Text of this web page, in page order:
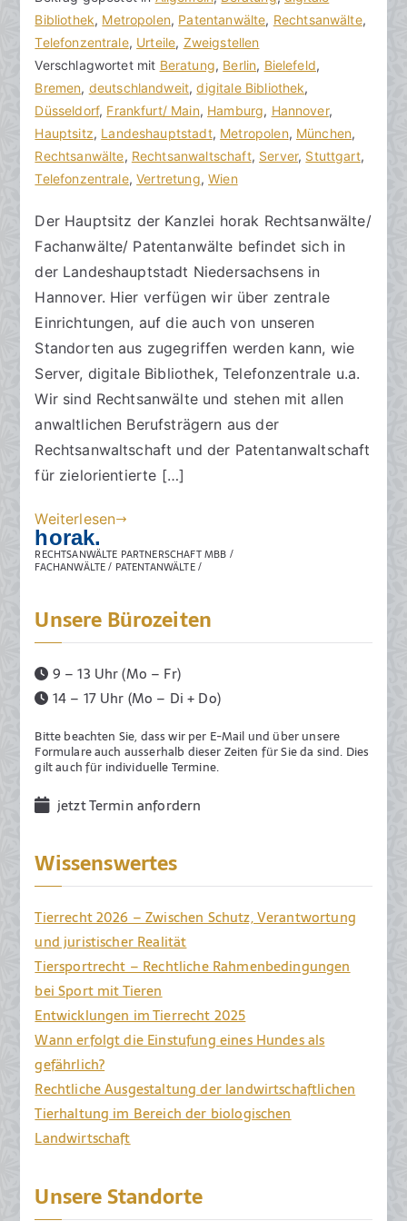
o
n
h
o
r
a
k
R
c
h
t
s
a
ä
l
t
e
e
i
t
r
a
g
v
e
ö
f
f
e
n
i
c
h
t
a
2
8
.
u
2
0
3
Bibliothek, Metropolen, Patentanwälte, Rechtsanwälte,
Telefonzentrale, Urteile, Zweigstellen
Verschlagwortet mit Beratung, Berlin, Bielefeld,
Bremen, deutschlandweit,digitale Bibliothek,
Düsseldorf, Frankfurt/ Main, Hamburg, Hannover,
Hauptsitz, Landeshauptstadt, Metropolen, München,
Rechtsanwälte, Rechtsanwaltschaft, Server, Stuttgart,
Telefonzentrale,Vertretung,Wien
e
i
n
e
K
o
m
m
n
t
a
r
e
Fachkanzleien
finden
Der Hauptsitz der Kanzlei horak Rechtsanwälte/
Fachanwälte/ Patentanwälte befindet sich in
der Landeshauptstadt Niedersachsens in
Hannover. Hier verfügen wir über zentrale
Einrichtungen, auf die auch von unseren
Standorten aus zugegriffen werden kann, wie
Server, digitale Bibliothek, Telefonzentrale u.a.
Wir sind Rechtsanwälte und stehen mit allen
anwaltlichen Berufsträgern aus der
Rechtsanwaltschaft und der Patentanwaltschaft
für zielorientierte […]
Weiterlesen
horak.
RECHTSANWÄLTE PARTNERSCHAFT MBB /
FACHANWÄLTE / PATENTANWÄLTE /
Unsere Bürozeiten
9 – 13 Uhr (Mo – Fr)
14 – 17 Uhr (Mo – Di + Do)
Bitte beachten Sie, dass wir per E-Mail und über unsere
Formulare auch ausserhalb dieser Zeiten für Sie da sind. Dies
gilt auch für individuelle Termine.
jetzt Termin anfordern
Wissenswertes
Tierrecht 2026 – Zwischen Schutz, Verantwortung
und juristischer Realität
Tiersportrecht – Rechtliche Rahmenbedingungen
bei Sport mit Tieren
Entwicklungen im Tierrecht 2025
Wann erfolgt die Einstufung eines Hundes als
gefährlich?
Rechtliche Ausgestaltung der landwirtschaftlichen
Tierhaltung im Bereich der biologischen
Landwirtschaft
Unsere Standorte